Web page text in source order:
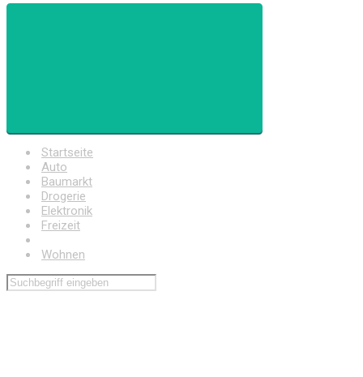
Startseite
Auto
Baumarkt
Drogerie
Elektronik
Freizeit
Wohnen